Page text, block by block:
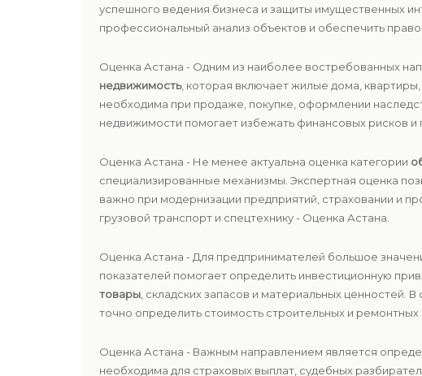
успешного ведения бизнеса и защиты имущественных
профессиональный анализ объектов и обеспечить
Оценка Астана - Одним из наиболее востребованных
недвижимость, которая включает жилые дома,
необходима при продаже, покупке, оформлении
недвижимости помогает избежать финансовых рисков
Оценка Астана - Не менее актуальна оценка категории
специализированные механизмы. Экспертная оценка
важно при модернизации предприятий, страховании и
грузовой транспорт и спецтехнику - Оценка Астана.
Оценка Астана - Для предпринимателей большое
показателей помогает определить инвестиционную
товары , складских запасов и материальных
точно определить стоимость строительных и ремонтных
Оценка Астана - Важным направлением является
необходима для страховых выплат, судебных